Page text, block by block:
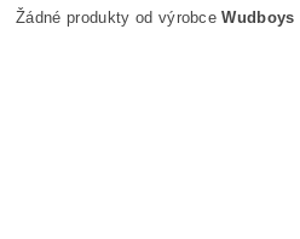
Žádné produkty od výrobceWudboys